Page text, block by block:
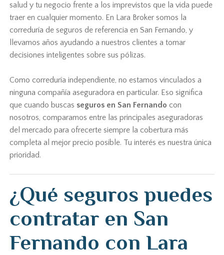
salud y tu negocio frente a los imprevistos que la vida puede
traer en cualquier momento. En Lara Broker somos la
correduría de seguros de referencia en San Fernando, y
llevamos años ayudando a nuestros clientes a tomar
decisiones inteligentes sobre sus pólizas.
Como correduría independiente, no estamos vinculados a
ninguna compañía aseguradora en particular. Eso significa
que cuando buscas seguros en San Fernando con
nosotros, comparamos entre las principales aseguradoras
del mercado para ofrecerte siempre la cobertura más
completa al mejor precio posible. Tu interés es nuestra única
prioridad.
¿Qué seguros puedes
contratar en San
Fernando con Lara